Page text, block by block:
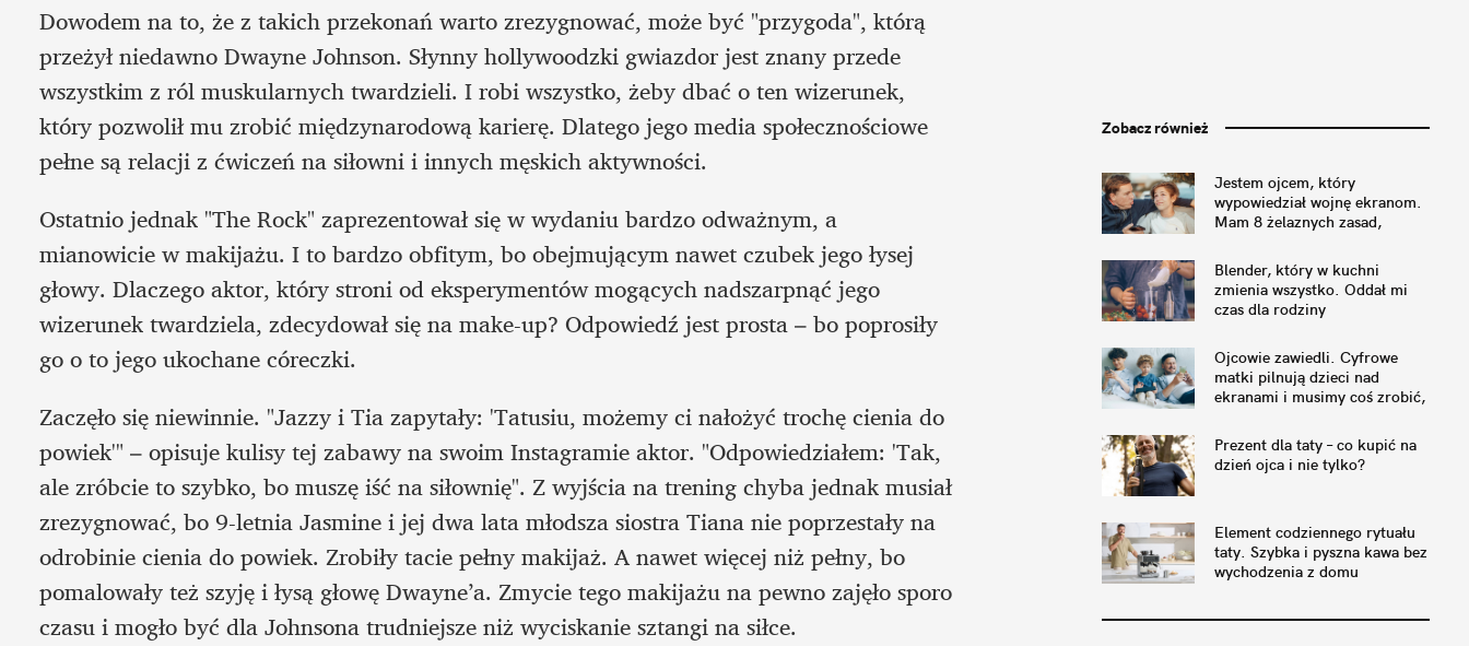
Dowodem na to, że z takich przekonań warto zrezygnować, może być "przygoda", którą
przeżył niedawno Dwayne Johnson. Słynny hollywoodzki gwiazdor jest znany przede
wszystkim z ról muskularnych twardzieli. I robi wszystko, żeby dbać o ten wizerunek,
który pozwolił mu zrobić międzynarodową karierę. Dlatego jego media społecznościowe
pełne są relacji z ćwiczeń na siłowni i innych męskich aktywności.
Ostatnio jednak "The Rock" zaprezentował się w wydaniu bardzo odważnym, a
mianowicie w makijażu. I to bardzo obfitym, bo obejmującym nawet czubek jego łysej
głowy. Dlaczego aktor, który stroni od eksperymentów mogących nadszarpnąć jego
wizerunek twardziela, zdecydował się na make-up? Odpowiedź jest prosta – bo poprosiły
go o to jego ukochane córeczki.
Zaczęło się niewinnie. "Jazzy i Tia zapytały: 'Tatusiu, możemy ci nałożyć trochę cienia do
powiek'" – opisuje kulisy tej zabawy na swoim Instagramie aktor. "Odpowiedziałem: 'Tak,
ale zróbcie to szybko, bo muszę iść na siłownię". Z wyjścia na trening chyba jednak musiał
zrezygnować, bo 9-letnia Jasmine i jej dwa lata młodsza siostra Tiana nie poprzestały na
odrobinie cienia do powiek. Zrobiły tacie pełny makijaż. A nawet więcej niż pełny, bo
pomalowały też szyję i łysą głowę Dwayne’a. Zmycie tego makijażu na pewno zajęło sporo
czasu i mogło być dla Johnsona trudniejsze niż wyciskanie sztangi na siłce.
Zobacz również
Jestem ojcem, który
wypowiedział wojnę ekranom.
Mam 8 żelaznych zasad,
Blender, który w kuchni
zmienia wszystko. Oddał mi
czas dla rodziny
Ojcowie zawiedli. Cyfrowe
matki pilnują dzieci nad
ekranami i musimy coś zrobić,
Prezent dla taty – co kupić na
dzień ojca i nie tylko?
Element codziennego rytuału
taty. Szybka i pyszna kawa bez
wychodzenia z domu